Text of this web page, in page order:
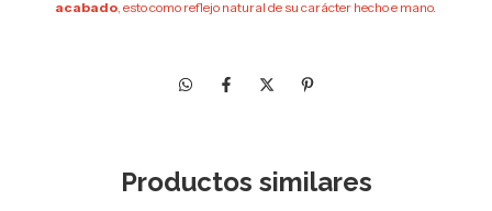
acabado, esto como reflejo natural de su carácter hecho e mano.
Productos similares